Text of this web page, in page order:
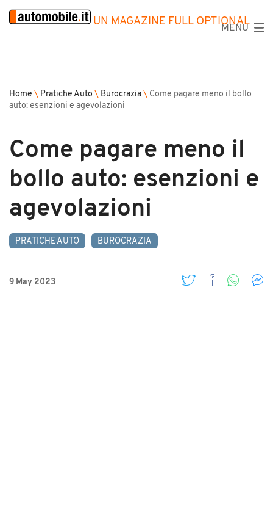
UN MAGAZINE FULL OPTIONAL
MENU
Home \ Pratiche Auto \ Burocrazia \ Come pagare meno il bollo
auto: esenzioni e agevolazioni
Come pagare meno il
bollo auto: esenzioni e
agevolazioni
PRATICHE AUTO BUROCRAZIA
9 May 2023